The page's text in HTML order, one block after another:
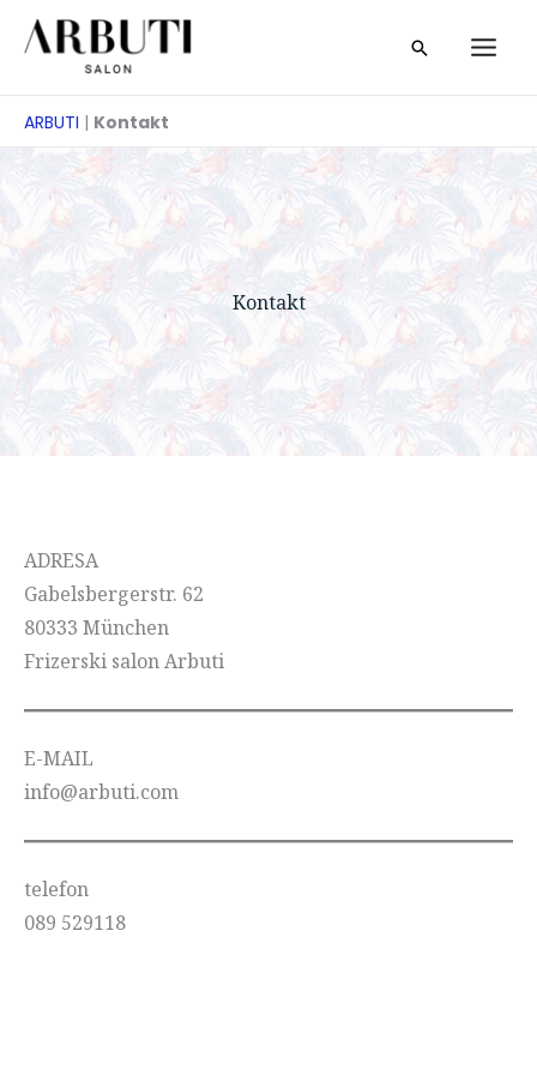
Preskoči
traži
ARBUTI | Kontakt
Kontakt
ADRESA
Gabelsbergerstr. 62
80333 München
Frizerski salon Arbuti
E-MAIL
info@arbuti.com
telefon
089 529118